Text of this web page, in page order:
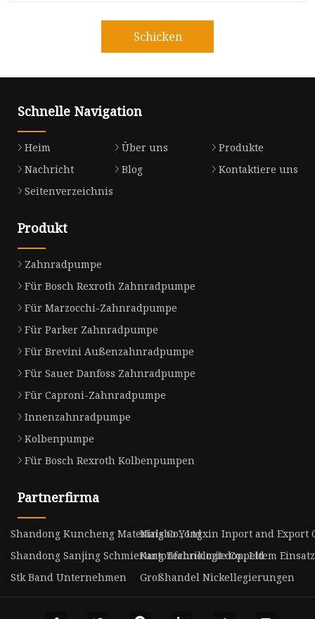
Schicken
Schnelle Navigation
Heim Über uns
Produkte
Nachricht
Blog
Kontaktiere uns
Seitenverzeichnis
Produkt
Zahnradpumpe
Für Bosch Rexroth Zahnradpumpe
Für Marzocchi-Zahnradpumpe
Für Parker Zahnradpumpe
Für Brevini Außenzahnradpumpe
Für Sauer Danfoss Zahnradpumpe
Für Caproni-Zahnradpumpe
Innenzahnradpumpe
Kolbenpumpe
Für Bosch Rexroth Kolbenpumpen
Partnerfirma
Shandong Kuncheng Materials Co., LtdNingbo Yongxin Inport and Export
Shandong Sanjing Schmierung Technologie Co., Ltd
Kartonfabrik mit doppeltem Einsatz
Stk Band Unternehmen
Großhandel Nickellegierungen